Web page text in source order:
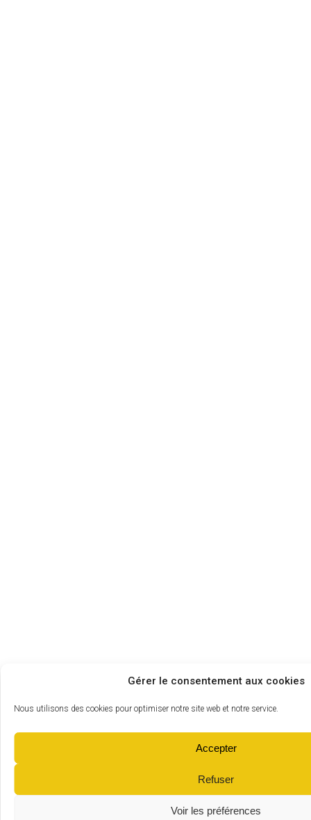
Gérer le consentement aux cookies
Nous utilisons des cookies pour optimiser notre site web et notre service.
Accepter
Refuser
Voir les préférences